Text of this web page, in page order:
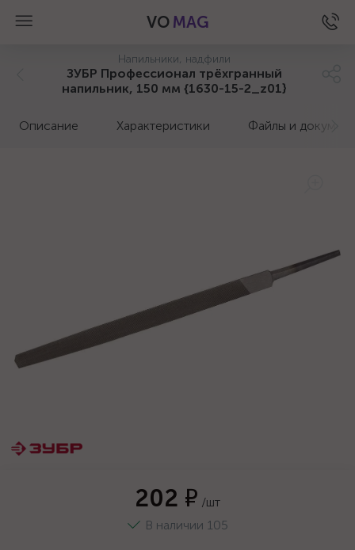
VO MAG
Напильники, надфили
ЗУБР Профессионал трёхгранный
напильник, 150 мм {1630-15-2_z01}
Описание Характеристики Файлы и
202 ₽ /шт
В наличии 105